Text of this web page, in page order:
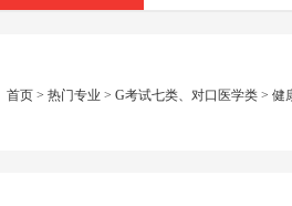
首页 > 热门专业 > G考试七类、对口医学类 > 健